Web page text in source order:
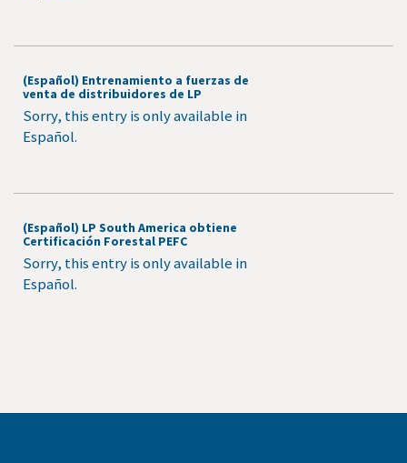
(Español) Entrenamiento a fuerzas de
venta de distribuidores de LP
Sorry, this entry is only available in
Español.
(Español) LP South America obtiene
Certificación Forestal PEFC
Sorry, this entry is only available in
Español.